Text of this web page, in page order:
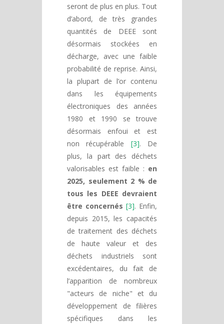
seront de plus en plus. Tout
d’abord, de très grandes
quantités de DEEE sont
désormais stockées en
décharge, avec une faible
probabilité de reprise. Ainsi,
la plupart de l’or contenu
dans les équipements
électroniques des années
1980 et 1990 se trouve
désormais enfoui et est
non récupérable [3]. De
plus, la part des déchets
valorisables est faible : en
2025, seulement 2 % de
tous les DEEE devraient
être concernés [3]. Enfin,
depuis 2015, les capacités
de traitement des déchets
de haute valeur et des
déchets industriels sont
excédentaires, du fait de
l’apparition de nombreux
"acteurs de niche" et du
développement de filières
spécifiques dans les